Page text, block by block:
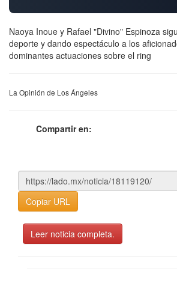
Naoya Inoue y Rafael "Divino" Espinoza
deporte y dando espectáculo a los
dominantes actuaciones sobre el ring
La Opinión de Los Ángeles
Compartir en:
Copiar URL
Leer noticia completa.